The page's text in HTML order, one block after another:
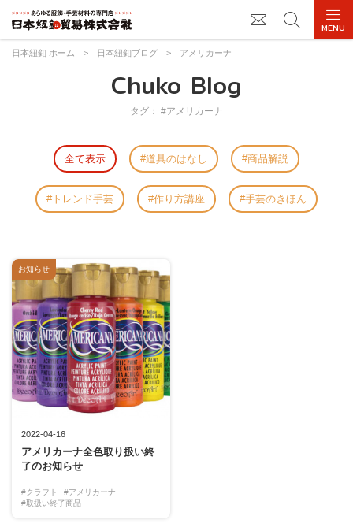
日本紐釦 ホーム > 日本紐釦ブログ > アメリカーナ
Chuko Blog
タグ： #アメリカーナ
全て表示 道具のはなし 商品解説
トレンド手芸 作り方講座 手芸のきほん
2022-04-16
アメリカーナ全色取り扱い終
了のお知らせ
#クラフト
#アメリカーナ
#取扱い終了商品
お知らせ